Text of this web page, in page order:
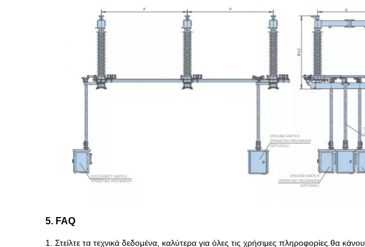
5. FAQ
1. Στείλτε τα τεχνικά δεδομένα, καλύτερα για όλες τις χρήσιμες πληροφορίες.θα